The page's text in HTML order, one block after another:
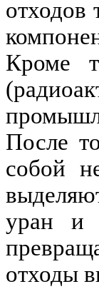
отходов
Кроме
После
собой
уран и
отходы